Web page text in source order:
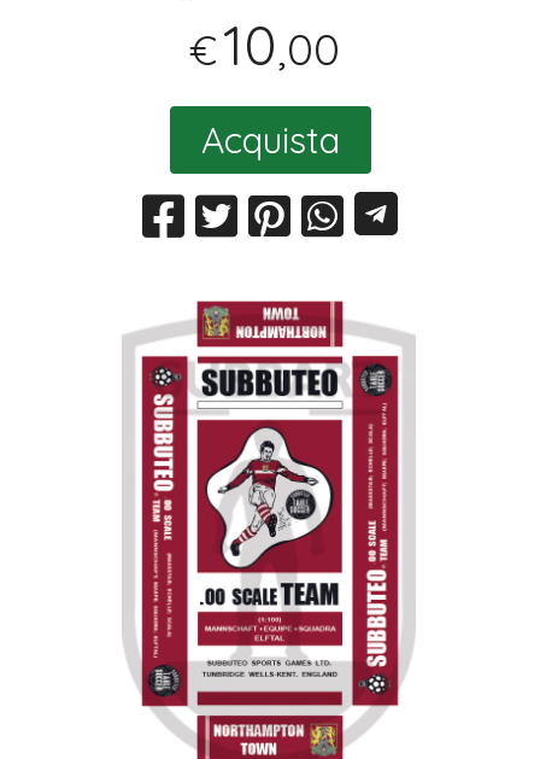
€10,00
Acquista